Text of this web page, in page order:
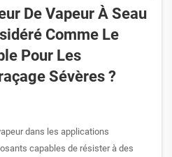
De Vapeur À Seau
Comme Le
Pour Les
Sévères ?
dans les applications
capables de résister à des